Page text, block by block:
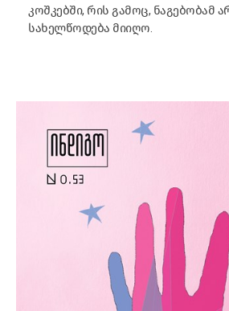
კოშკებში, რის გამოც, ნაგებობამ
სახელწოდება მიიღო.